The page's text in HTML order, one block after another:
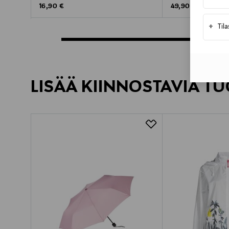
+
Original Price
16,90 €
Original Price
49,90 €
LISÄÄ KIINNOSTAVIA